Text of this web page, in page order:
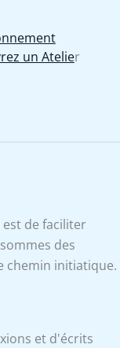
un Atelier
de faciliter
des
chemin initiatique.
et d'écrits